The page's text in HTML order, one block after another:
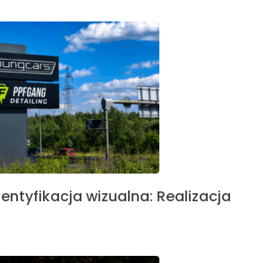
wizualna: Realizacja